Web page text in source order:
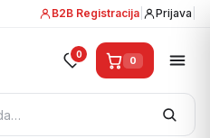
B2B Registracija Prijava
0 0